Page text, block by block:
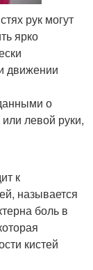
рук могут
ярко
движении
о
левой руки,
к
называется
боль в
кистей